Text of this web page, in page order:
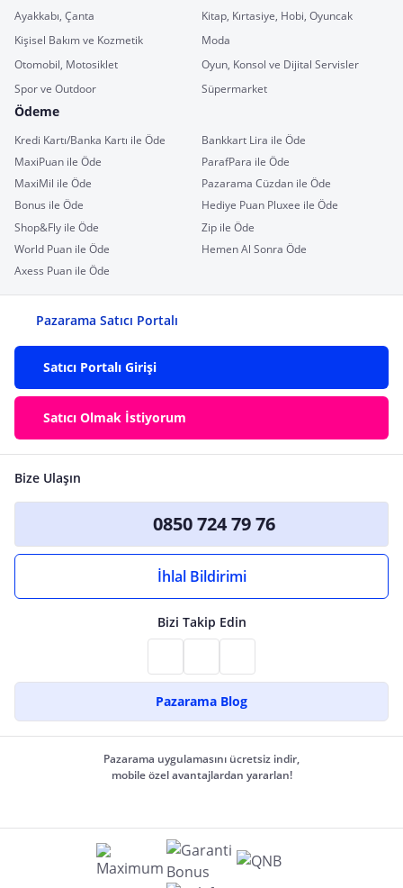
Ayakkabı, Çanta
Kitap, Kırtasiye, Hobi, Oyuncak
Kişisel Bakım ve Kozmetik
Moda
Otomobil, Motosiklet
Oyun, Konsol ve Dijital Servisler
Spor ve Outdoor
Süpermarket
Ödeme
Kredi Kartı/Banka Kartı ile Öde
Bankkart Lira ile Öde
MaxiPuan ile Öde
ParafPara ile Öde
MaxiMil ile Öde
Pazarama Cüzdan ile Öde
Bonus ile Öde
Hediye Puan Pluxee ile Öde
Shop&Fly ile Öde
Zip ile Öde
World Puan ile Öde
Hemen Al Sonra Öde
Axess Puan ile Öde
Pazarama Satıcı Portalı
Satıcı Portalı Girişi
Satıcı Olmak İstiyorum
Bize Ulaşın
0850 724 79 76
İhlal Bildirimi
Bizi Takip Edin
Pazarama Blog
Pazarama uygulamasını ücretsiz indir,
mobile özel avantajlardan yararlan!